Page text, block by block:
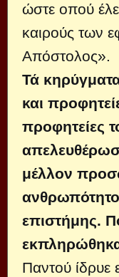
ώστε οπού
καιρούς των
Απόστολος».
Τά
και
προφητείες
μέλλον
επιστήμης.
Παντού ίδρυε